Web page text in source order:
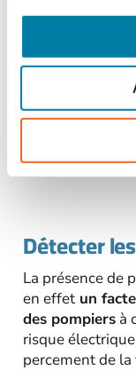
les
Lire l’article “
retours
Détecter
La présence de
en effet un
des pompiers à
risque
percement de